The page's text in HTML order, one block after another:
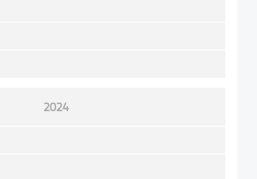
2024